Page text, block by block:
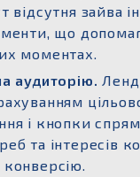
відсутня зайва
що
моментах.
аудиторію.
і кнопки
та інтересів